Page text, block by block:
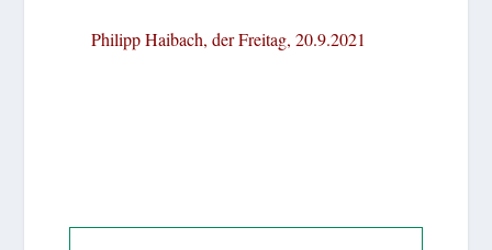
Philipp Haibach, der Freitag, 20.9.2021